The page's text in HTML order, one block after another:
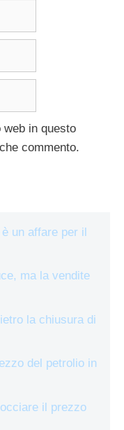
in questo
commento.
un affare per il
ma la vendite
la chiusura di
del petrolio in
il prezzo